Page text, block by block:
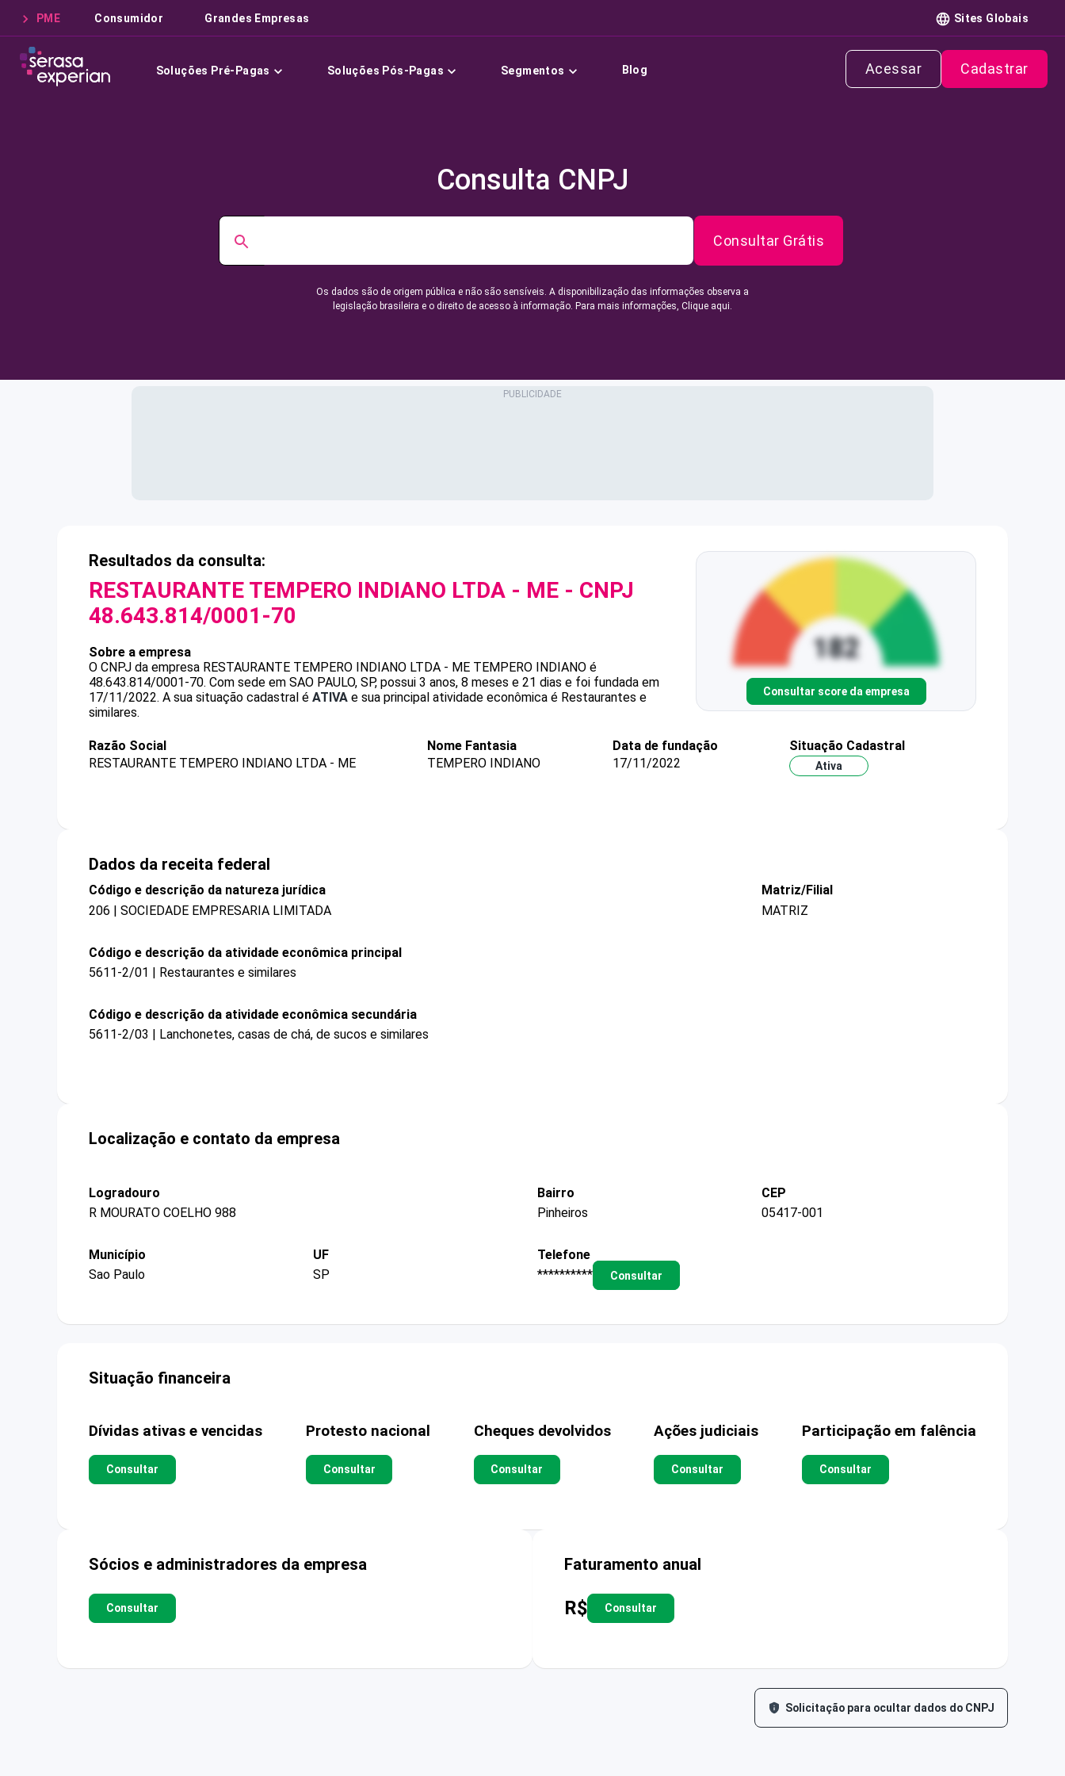
PME Consumidor Grandes Empresas Sites Globais
Soluções Pré-Pagas Soluções Pós-Pagas Segmentos Blog Acessar Cadastrar
Consulta CNPJ
Consultar Grátis
Os dados são de origem pública e não são sensíveis. A disponibilização das informações observa a
legislação brasileira e o direito de acesso à informação. Para mais informações, Clique aqui.
Resultados da consulta:
RESTAURANTE TEMPERO INDIANO LTDA - ME - CNPJ
48.643.814/0001-70
Sobre a empresa
O CNPJ da empresa RESTAURANTE TEMPERO INDIANO LTDA - ME TEMPERO INDIANO é
48.643.814/0001-70. Com sede em SAO PAULO, SP, possui 3 anos, 8 meses e 21 dias e foi fundada em
17/11/2022. A sua situação cadastral é ATIVA e sua principal atividade econômica é Restaurantes e
similares.
Consultar score da empresa
Razão Social
RESTAURANTE TEMPERO INDIANO LTDA - ME
Nome Fantasia
TEMPERO INDIANO
Data de fundação
17/11/2022
Situação Cadastral
Ativa
Dados da receita federal
Código e descrição da natureza jurídica
206 | SOCIEDADE EMPRESARIA LIMITADA
Matriz/Filial
MATRIZ
Código e descrição da atividade econômica principal
5611-2/01 | Restaurantes e similares
Código e descrição da atividade econômica secundária
5611-2/03 | Lanchonetes, casas de chá, de sucos e similares
Localização e contato da empresa
Logradouro
R MOURATO COELHO 988
Bairro
Pinheiros
CEP
05417-001
Município
Sao Paulo
UF
SP
Telefone
**********
Consultar
Situação financeira
Dívidas ativas e vencidas
Consultar
Protesto nacional
Consultar
Cheques devolvidos
Consultar
Ações judiciais
Consultar
Participação em falência
Consultar
Sócios e administradores da empresa
Consultar
Faturamento anual
R$ Consultar
Solicitação para ocultar dados do CNPJ